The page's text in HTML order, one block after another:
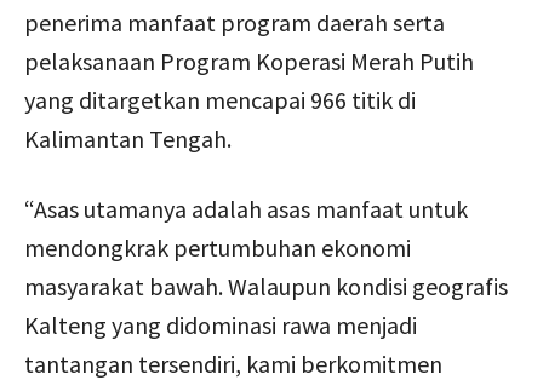
penerima manfaat program daerah serta
pelaksanaan Program Koperasi Merah Putih
yang ditargetkan mencapai 966 titik di
Kalimantan Tengah.
“Asas utamanya adalah asas manfaat untuk
mendongkrak pertumbuhan ekonomi
masyarakat bawah. Walaupun kondisi geografis
Kalteng yang didominasi rawa menjadi
tantangan tersendiri, kami berkomitmen